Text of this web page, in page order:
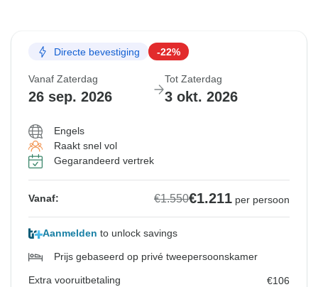
Directe bevestiging -22%
Vanaf Zaterdag
26 sep. 2026
Tot Zaterdag
3 okt. 2026
Engels
Raakt snel vol
Gegarandeerd vertrek
Vanaf: €1.550€1.211 per persoon
Aanmelden to unlock savings
Prijs gebaseerd op privé tweepersoonskamer
Extra vooruitbetaling €106